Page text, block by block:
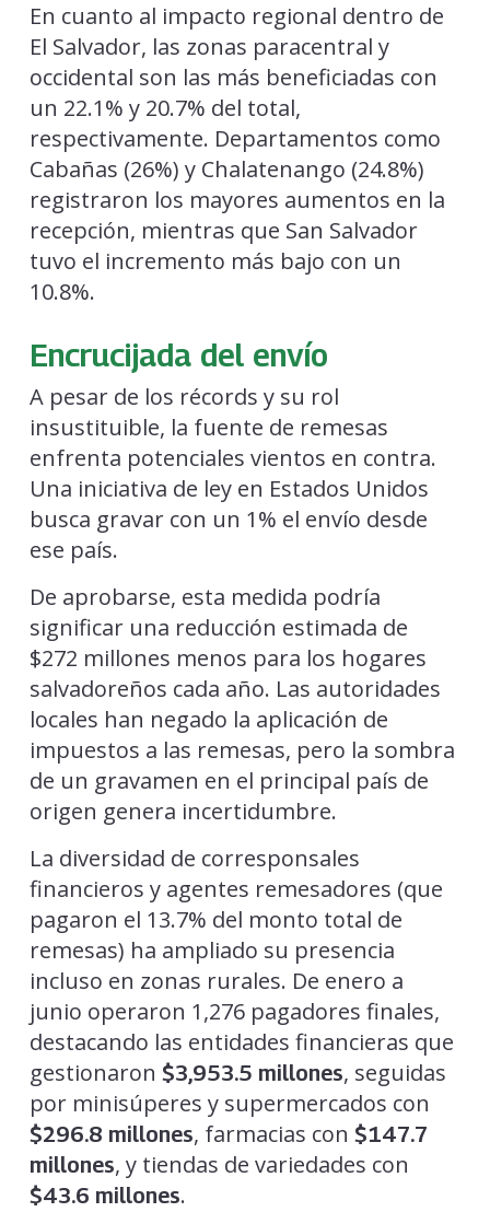
En cuanto al impacto regional dentro de
El Salvador, las zonas paracentral y
occidental son las más beneficiadas con
un 22.1% y 20.7% del total,
respectivamente. Departamentos como
Cabañas (26%) y Chalatenango (24.8%)
registraron los mayores aumentos en la
recepción, mientras que San Salvador
tuvo el incremento más bajo con un
10.8%.
Encrucijada del envío
A pesar de los récords y su rol
insustituible, la fuente de remesas
enfrenta potenciales vientos en contra.
Una iniciativa de ley en Estados Unidos
busca gravar con un 1% el envío desde
ese país.
De aprobarse, esta medida podría
significar una reducción estimada de
$272 millones menos para los hogares
salvadoreños cada año. Las autoridades
locales han negado la aplicación de
impuestos a las remesas, pero la sombra
de un gravamen en el principal país de
origen genera incertidumbre.
La diversidad de corresponsales
financieros y agentes remesadores (que
pagaron el 13.7% del monto total de
remesas) ha ampliado su presencia
incluso en zonas rurales. De enero a
junio operaron 1,276 pagadores finales,
destacando las entidades financieras que
gestionaron $3,953.5 millones, seguidas
por minisúperes y supermercados con
$296.8 millones, farmacias con $147.7
millones, y tiendas de variedades con
$43.6 millones.